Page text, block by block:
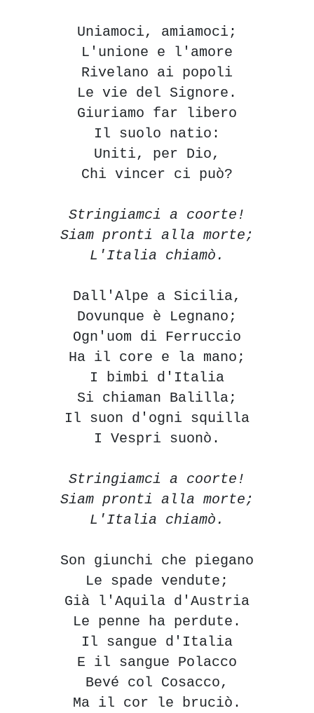
Uniamoci, amiamoci;
L'unione e l'amore
Rivelano ai popoli
Le vie del Signore.
Giuriamo far libero
Il suolo natio:
Uniti, per Dio,
Chi vincer ci può?
Stringiamci a coorte!
Siam pronti alla morte;
L'Italia chiamò.
Dall'Alpe a Sicilia,
Dovunque è Legnano;
Ogn'uom di Ferruccio
Ha il core e la mano;
I bimbi d'Italia
Si chiaman Balilla;
Il suon d'ogni squilla
I Vespri suonò.
Stringiamci a coorte!
Siam pronti alla morte;
L'Italia chiamò.
Son giunchi che piegano
Le spade vendute;
Già l'Aquila d'Austria
Le penne ha perdute.
Il sangue d'Italia
E il sangue Polacco
Bevé col Cosacco,
Ma il cor le bruciò.